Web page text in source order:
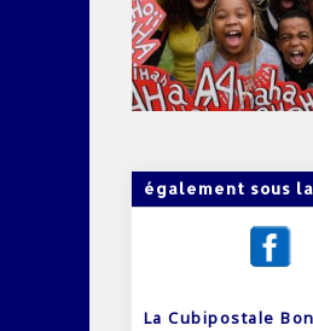
également sous
La Cubipostale